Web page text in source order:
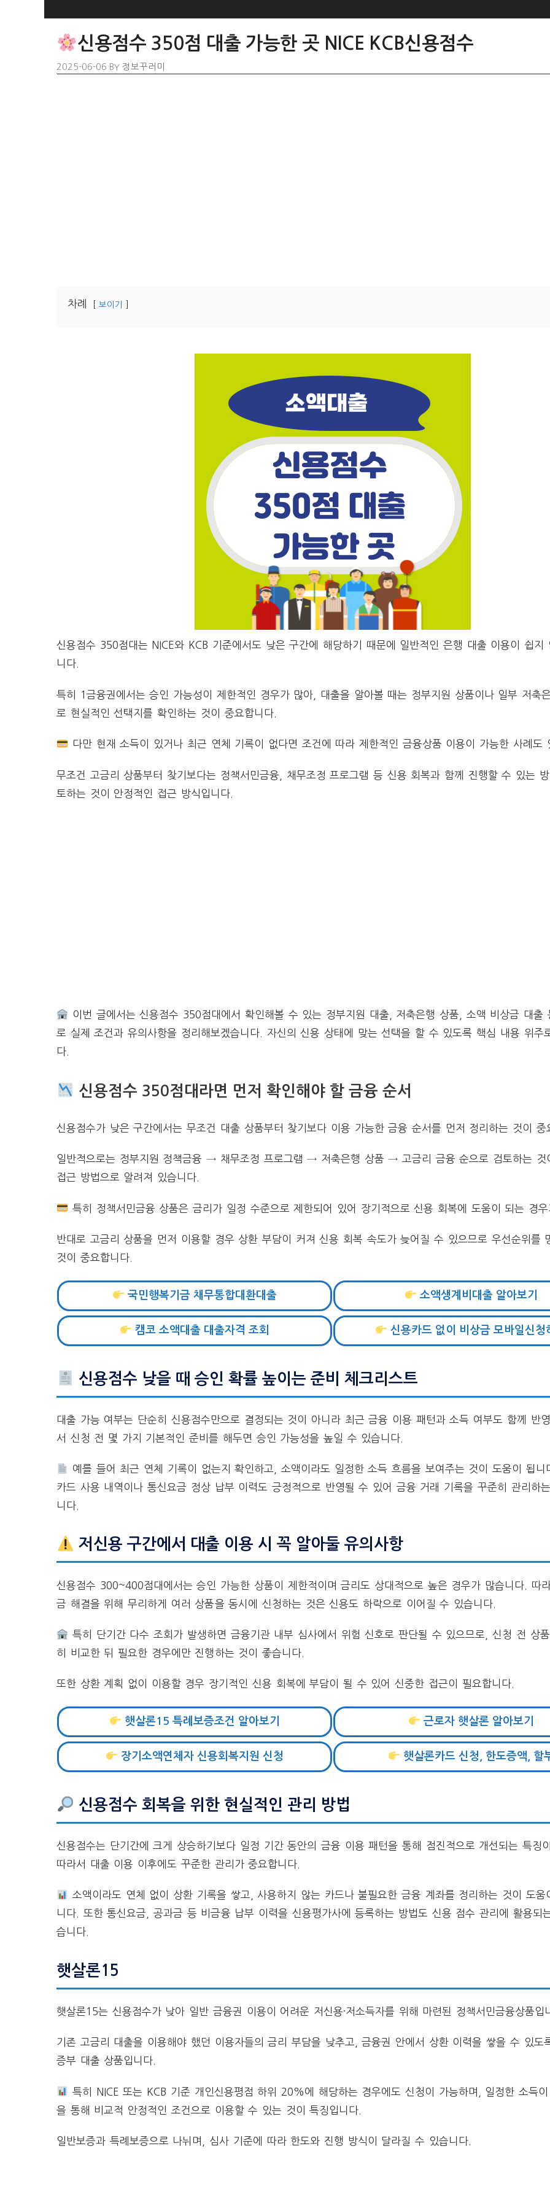
신용점수 350점 대출 가능한 곳 NICE KCB신용점수
2025-06-06 BY 정보꾸러미
차례 보이기
신용점수 350점대는 NICE와 KCB 기준에서도 낮은 구간에 해당하기 때문에 일반적인 은행 대출 이용이 쉽지
니다.
특히 1금융권에서는 승인 가능성이 제한적인 경우가 많아, 대출을 알아볼 때는 정부지원 상품이나 일부 저축
로 현실적인 선택지를 확인하는 것이 중요합니다.
다만 현재 소득이 있거나 최근 연체 기록이 없다면 조건에 따라 제한적인 금융상품 이용이 가능한 사례도
무조건 고금리 상품부터 찾기보다는 정책서민금융, 채무조정 프로그램 등 신용 회복과 함께 진행할 수 있는
토하는 것이 안정적인 접근 방식입니다.
이번 글에서는 신용점수 350점대에서 확인해볼 수 있는 정부지원 대출, 저축은행 상품, 소액 비상금 대출
로 실제 조건과 유의사항을 정리해보겠습니다. 자신의 신용 상태에 맞는 선택을 할 수 있도록 핵심 내용 위주
다.
신용점수 350점대라면 먼저 확인해야 할 금융 순서
신용점수가 낮은 구간에서는 무조건 대출 상품부터 찾기보다 이용 가능한 금융 순서를 먼저 정리하는 것이 중
일반적으로는 정부지원 정책금융 → 채무조정 프로그램 → 저축은행 상품 → 고금리 금융 순으로 검토하는 것
접근 방법으로 알려져 있습니다.
특히 정책서민금융 상품은 금리가 일정 수준으로 제한되어 있어 장기적으로 신용 회복에 도움이 되는 경우
반대로 고금리 상품을 먼저 이용할 경우 상환 부담이 커져 신용 회복 속도가 늦어질 수 있으므로 우선순위를
것이 중요합니다.
국민행복기금 채무통합대환대출 소액생계비대출 알아보기
캠코 소액대출 대출자격 조회 신용카드 없이 비상금 모바일신청
신용점수 낮을 때 승인 확률 높이는 준비 체크리스트
대출 가능 여부는 단순히 신용점수만으로 결정되는 것이 아니라 최근 금융 이용 패턴과 소득 여부도 함께 반
서 신청 전 몇 가지 기본적인 준비를 해두면 승인 가능성을 높일 수 있습니다.
예를 들어 최근 연체 기록이 없는지 확인하고, 소액이라도 일정한 소득 흐름을 보여주는 것이 도움이 됩니
카드 사용 내역이나 통신요금 정상 납부 이력도 긍정적으로 반영될 수 있어 금융 거래 기록을 꾸준히 관리하
니다.
저신용 구간에서 대출 이용 시 꼭 알아둘 유의사항
신용점수 300~400점대에서는 승인 가능한 상품이 제한적이며 금리도 상대적으로 높은 경우가 많습니다. 따
금 해결을 위해 무리하게 여러 상품을 동시에 신청하는 것은 신용도 하락으로 이어질 수 있습니다.
특히 단기간 다수 조회가 발생하면 금융기관 내부 심사에서 위험 신호로 판단될 수 있으므로, 신청 전 상
히 비교한 뒤 필요한 경우에만 진행하는 것이 좋습니다.
또한 상환 계획 없이 이용할 경우 장기적인 신용 회복에 부담이 될 수 있어 신중한 접근이 필요합니다.
햇살론15 특례보증조건 알아보기 근로자 햇살론 알아보기
장기소액연체자 신용회복지원 신청 햇살론카드 신청, 한도증액, 할
신용점수 회복을 위한 현실적인 관리 방법
신용점수는 단기간에 크게 상승하기보다 일정 기간 동안의 금융 이용 패턴을 통해 점진적으로 개선되는 특징
따라서 대출 이용 이후에도 꾸준한 관리가 중요합니다.
소액이라도 연체 없이 상환 기록을 쌓고, 사용하지 않는 카드나 불필요한 금융 계좌를 정리하는 것이 도움
니다. 또한 통신요금, 공과금 등 비금융 납부 이력을 신용평가사에 등록하는 방법도 신용 점수 관리에 활용되
습니다.
햇살론15
햇살론15는 신용점수가 낮아 일반 금융권 이용이 어려운 저신용·저소득자를 위해 마련된 정책서민금융상품입
기존 고금리 대출을 이용해야 했던 이용자들의 금리 부담을 낮추고, 금융권 안에서 상환 이력을 쌓을 수 있도
증부 대출 상품입니다.
특히 NICE 또는 KCB 기준 개인신용평점 하위 20%에 해당하는 경우에도 신청이 가능하며, 일정한 소득
을 통해 비교적 안정적인 조건으로 이용할 수 있는 것이 특징입니다.
일반보증과 특례보증으로 나뉘며, 심사 기준에 따라 한도와 진행 방식이 달라질 수 있습니다.